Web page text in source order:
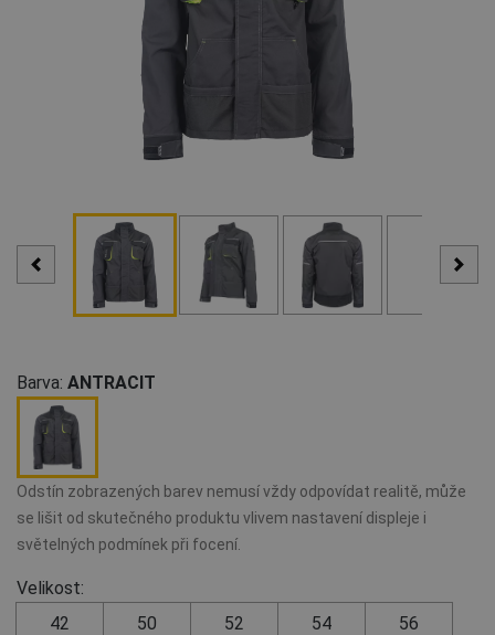
Barva: ANTRACIT
Odstín zobrazených barev nemusí vždy odpovídat realitě, může
se lišit od skutečného produktu vlivem nastavení displeje i
světelných podmínek při focení.
Velikost:
42
50 52 54 56